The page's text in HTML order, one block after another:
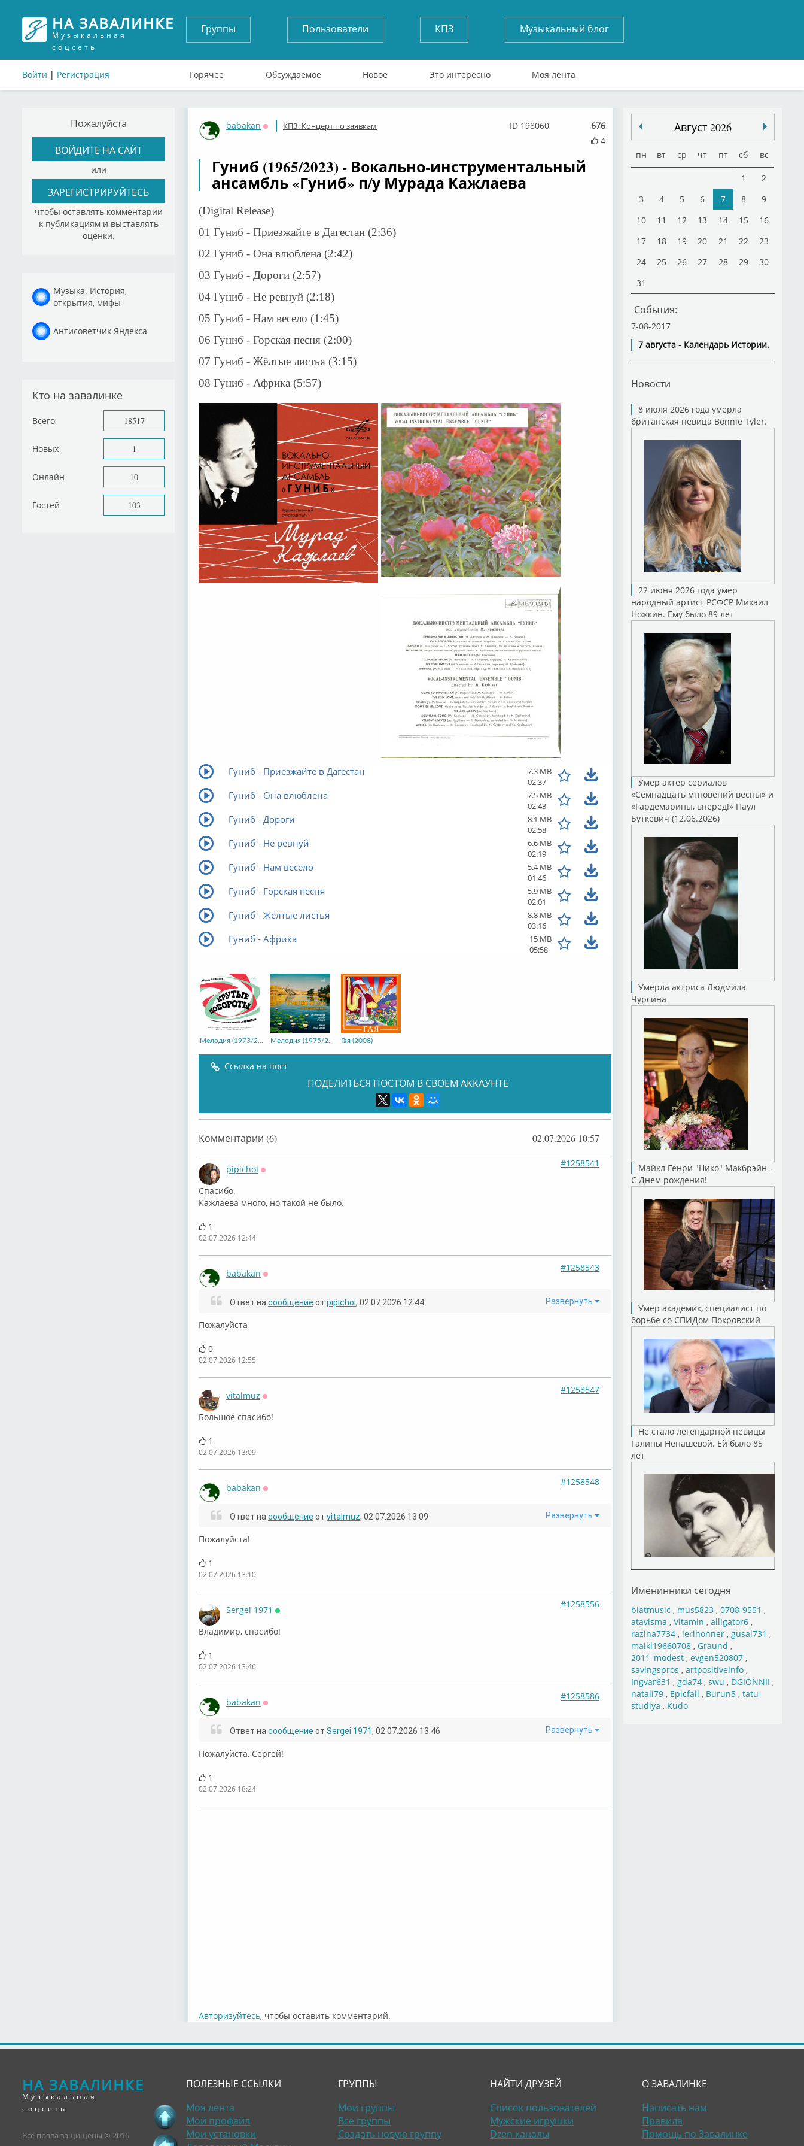
НА ЗАВАЛИНКЕ
Музыкальная
соцсеть
Войти | Регистрация
Группы Пользователи КПЗ Музыкальный блог
Горячее Обсуждаемое Новое Это интересно Моя лента
Пожалуйста
ВОЙДИТЕ НА САЙТ
или
ЗАРЕГИСТРИРУЙТЕСЬ
чтобы оставлять комментарии
к публикациям и выставлять
оценки.
Музыка. История,
открытия, мифы
Антисоветчик Яндекса
Кто на завалинке
Всего 18517
Новых 1
Онлайн 10
Гостей 103
babakan
Оффлайн
КПЗ. Концерт по заявкам
676
4
ID 198060
Гуниб (1965/2023) - Вокально-инструментальный
ансамбль «Гуниб» п/у Мурада Кажлаева
(Digital Release)
01 Гуниб - Приезжайте в Дагестан (2:36)
02 Гуниб - Она влюблена (2:42)
03 Гуниб - Дороги (2:57)
04 Гуниб - Не ревнуй (2:18)
05 Гуниб - Нам весело (1:45)
06 Гуниб - Горская песня (2:00)
07 Гуниб - Жёлтые листья (3:15)
08 Гуниб - Африка (5:57)
Гуниб - Приезжайте в Дагестан
7.3 MB
02:37
Гуниб - Она влюблена
7.5 MB
02:43
Гуниб - Дороги
8.1 MB
02:58
Гуниб - Не ревнуй
6.6 MB
02:19
Гуниб - Нам весело
5.4 MB
01:46
Гуниб - Горская песня
5.9 MB
02:01
Гуниб - Жёлтые листья
8.8 MB
03:16
Гуниб - Африка
15 MB
05:58
Мелодия (1973/2... Мелодия (1975/2... Гая (2008)
Ссылка на пост
ПОДЕЛИТЬСЯ ПОСТОМ В СВОЕМ АККАУНТЕ
Комментарии (6) 02.07.2026 10:57
pipichol
#1258541
Спасибо.
Кажлаева много, но такой не было.
1
02.07.2026 12:44
babakan
#1258543
Развернуть
Ответ на сообщение от pipichol , 02.07.2026 12:44
Пожалуйста
0
02.07.2026 12:55
vitalmuz
#1258547
Большое спасибо!
1
02.07.2026 13:09
babakan
#1258548
Развернуть
Ответ на сообщение от vitalmuz, 02.07.2026 13:09
Пожалуйста!
1
02.07.2026 13:10
Sergei 1971
#1258556
⁣⁣Владимир, спасибо!
1
02.07.2026 13:46
babakan
#1258586
Развернуть
Ответ на сообщение от Sergei 1971, 02.07.2026 13:46
⁣Пожалуйста, Сергей!
1
02.07.2026 18:24
Авторизуйтесь, чтобы оставить комментарий.
Август 2026
пн вт ср чт пт сб вс
1
2
3
4 5 6 7 8
9
10
11 12 13 14 15
16
17
18 19 20 21 22
23
24
25 26 27 28 29
30
31
События:
7-08-2017
7 августа - Календарь Истории.
Новости
8 июля 2026 года умерла
британская певица Bonnie Tyler.
22 июня 2026 года умер
народный артист РСФСР Михаил
Ножкин. Ему было 89 лет
Умер актер сериалов
«Семнадцать мгновений весны» и
«Гардемарины, вперед!» Паул
Буткевич (12.06.2026)
Умерла актриса Людмила
Чурсина
Майкл Генри "Нико" Макбрэйн -
С Днем рождения!
Умер академик, специалист по
борьбе со СПИДом Покровский
Не стало легендарной певицы
Галины Ненашевой. Ей было 85
лет
Именинники сегодня
blatmusic , mus5823, 0708-9551 ,
atavisma , Vitamin , alligator6,
razina7734, ierihonner, gusal731 ,
maikl19660708, Graund ,
2011_modest, evgen520807,
savingspros , artpositiveinfo,
Ingvar631 , gda74, swu , DGIONNII ,
natali79, Epicfail , Burun5, tatu-
studiya , Kudo
НА ЗАВАЛИНКЕ
Музыкальная
соцсеть
Все права защищены © 2016
ПОЛЕЗНЫЕ ССЫЛКИ
Моя лента
Мой профайл
Мои установки
ГРУППЫ
Мои группы
Все группы
Создать новую группу
НАЙТИ ДРУЗЕЙ
Список пользователей
Мужские игрушки
Dzen каналы
О ЗАВАЛИНКЕ
Написать нам
Правила
Помощь по Завалинке